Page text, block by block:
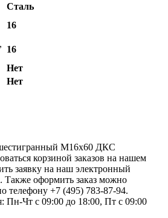
Сталь
16
16
Нет
Нет
М16х60 ДКС
корзиной заказов на нашем
заявку на наш электронный
Также оформить заказ можно
телефону +7 (495) 783-87-94.
Пн-Чт с 09:00 до 18:00, Пт с 09:00